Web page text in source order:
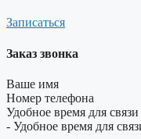
Записаться
Заказ звонка
Ваше имя
Номер телефона
Удобное время для связи
- Удобное время для